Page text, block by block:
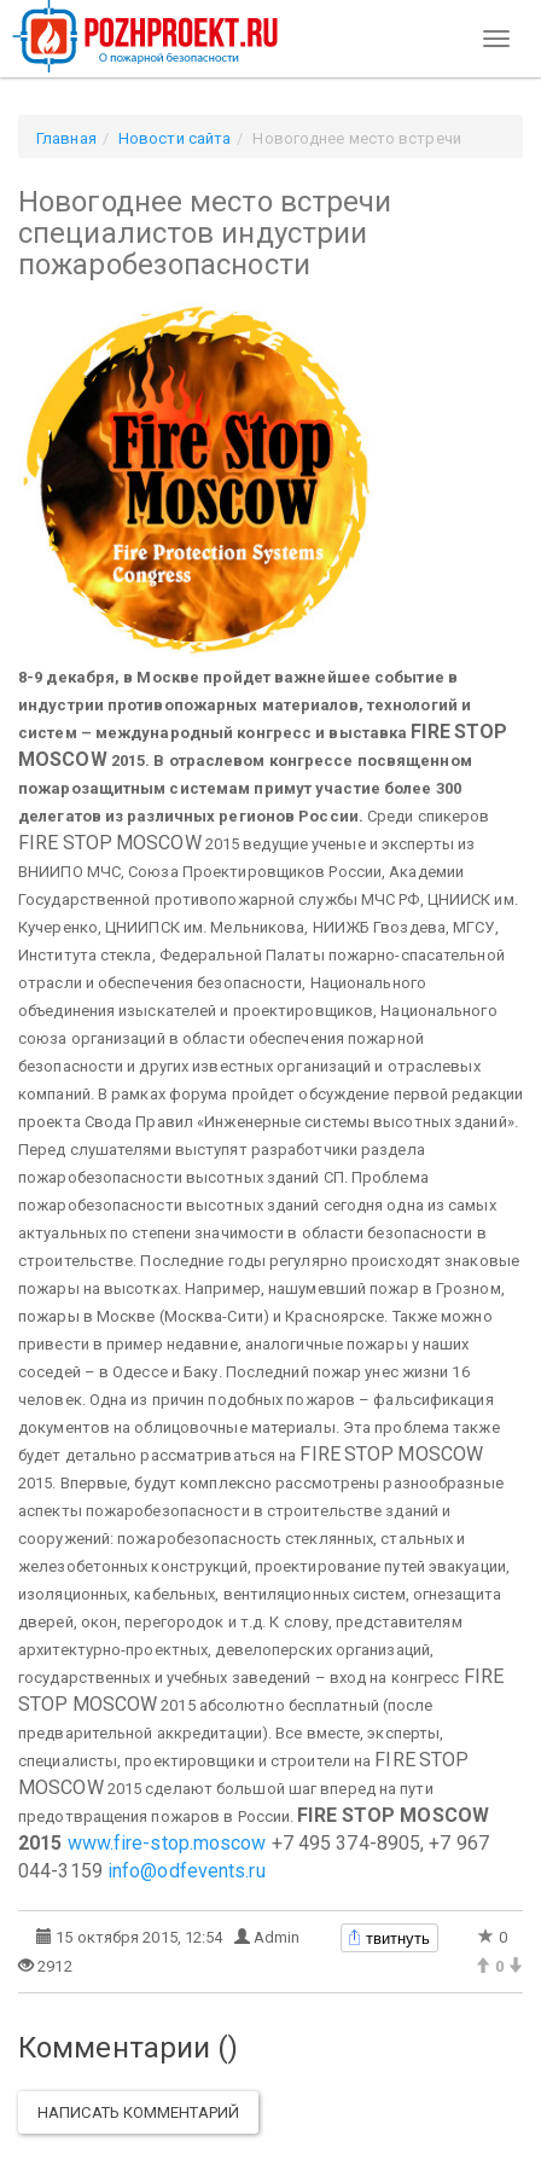
Главная Новости сайта
Новогоднее место встречи
Новогоднее место встречи
специалистов индустрии
пожаробезопасности
8-9 декабря, в Москве пройдет важнейшее событие в
индустрии противопожарных материалов, технологий и
систем – международный конгресс и выставка FIRESTOP
MOSCOW2015. В отраслевом конгрессе посвященном
пожарозащитным системам примут участие более 300
делегатов из различных регионов России.Среди спикеров
FIRE STOP MOSCOW2015 ведущие ученые и эксперты из
ВНИИПО МЧС, Союза Проектировщиков России, Академии
Государственной противопожарной службы МЧС РФ, ЦНИИСК им.
Кучеренко, ЦНИИПСК им. Мельникова, НИИЖБ Гвоздева, МГСУ,
Института стекла, Федеральной Палаты пожарно-спасательной
отрасли и обеспечения безопасности, Национального
объединения изыскателей и проектировщиков, Национального
союза организаций в области обеспечения пожарной
безопасности и других известных организаций и отраслевых
компаний. В рамках форума пройдет обсуждение первой редакции
проекта Свода Правил «Инженерные системы высотных зданий».
Перед слушателями выступят разработчики раздела
пожаробезопасности высотных зданий СП. Проблема
пожаробезопасности высотных зданий сегодня одна из самых
актуальных по степени значимости в области безопасности в
строительстве. Последние годы регулярно происходят знаковые
пожары на высотках. Например, нашумевший пожар в Грозном,
пожары в Москве (Москва-Сити) и Красноярске. Также можно
привести в пример недавние, аналогичные пожары у наших
соседей – в Одессе и Баку. Последний пожар унес жизни 16
человек. Одна из причин подобных пожаров – фальсификация
документов на облицовочные материалы. Эта проблема также
будет детально рассматриваться на FIRESTOP MOSCOW
2015. Впервые, будут комплексно рассмотрены разнообразные
аспекты пожаробезопасности в строительстве зданий и
сооружений: пожаробезопасность стеклянных, стальных и
железобетонных конструкций, проектирование путей эвакуации,
изоляционных, кабельных, вентиляционных систем, огнезащита
дверей, окон, перегородок и т.д. К слову, представителям
архитектурно-проектных, девелоперских организаций,
государственных и учебных заведений – вход на конгресс FIRE
STOP MOSCOW 2015 абсолютно бесплатный (после
предварительной аккредитации). Все вместе, эксперты,
специалисты, проектировщики и строители на FIRESTOP
MOSCOW2015 сделают большой шаг вперед на пути
предотвращения пожаров в России. FIRE STOP MOSCOW
2015 www.fire-stop.moscow +7 495 374-8905, +7 967
044-3159 info@odfevents.ru
15 октября 2015, 12:54 Admin твитнуть
0
2912
0
Комментарии ()
НАПИСАТЬ КОММЕНТАРИЙ